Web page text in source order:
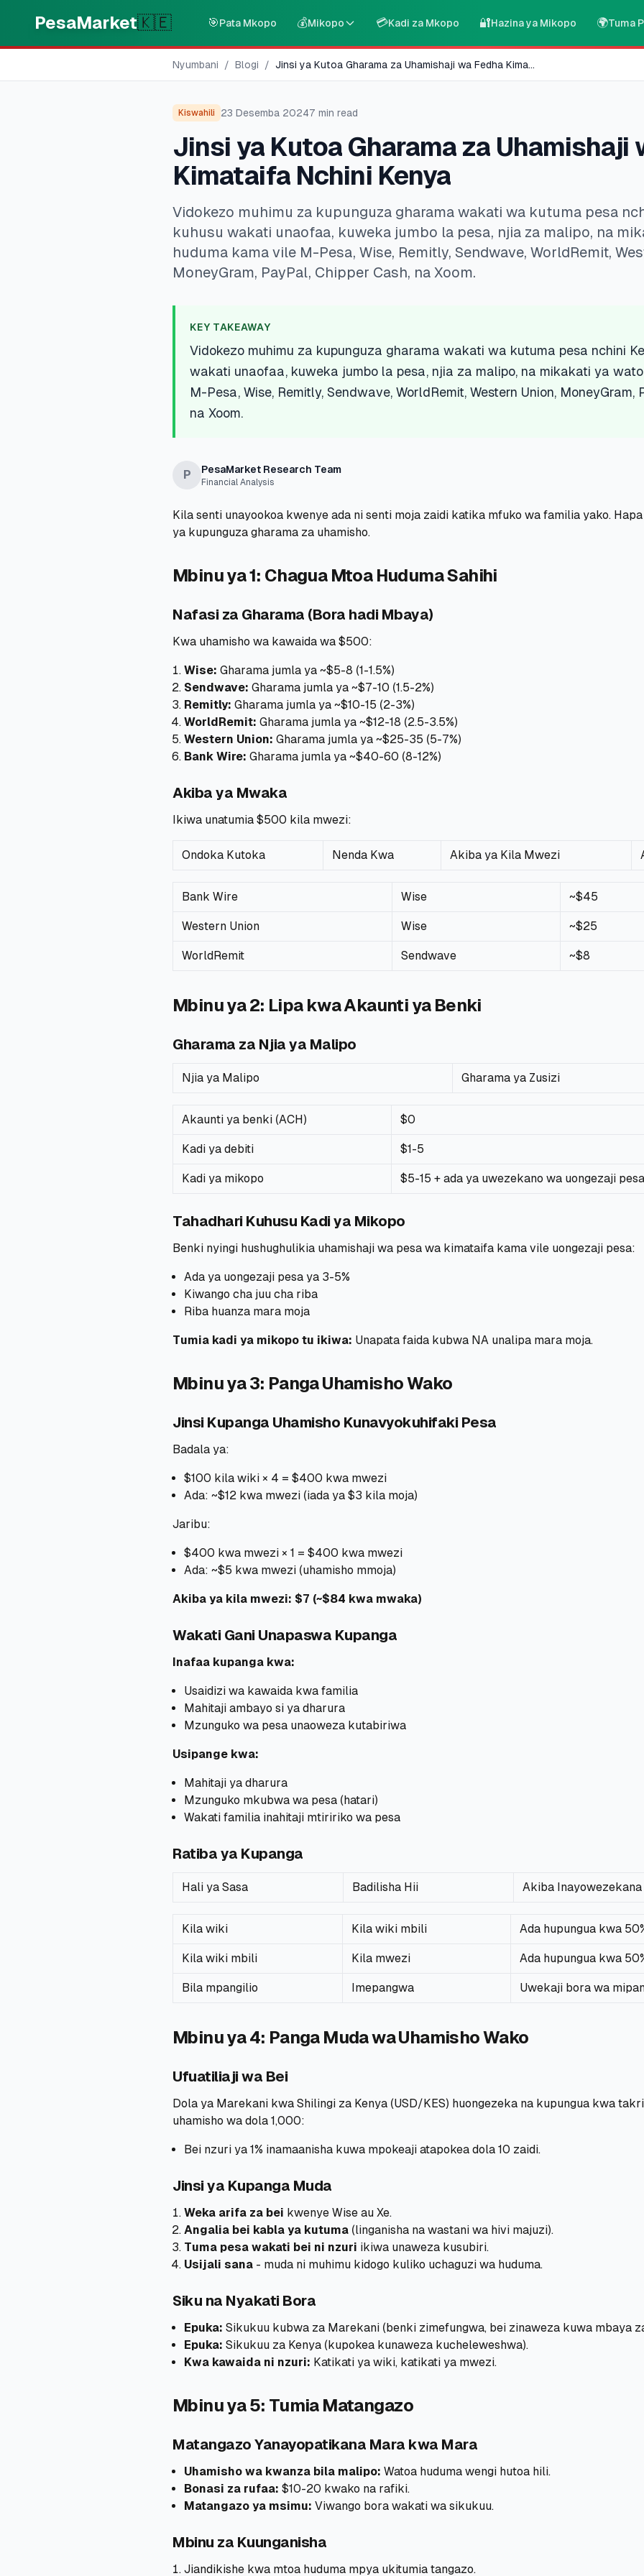
PesaMarket🇰🇪 🎯Pata Mkopo 💰Mikopo 💳Kadi za Mkopo 🔐Hazina ya Mikopo 🌍Tuma
Nyumbani / Blogi / Jinsi ya Kutoa Gharama za Uhamishaji wa Fedha Kima...
Kiswahili 23 Desemba 20247 min read
Jinsi ya Kutoa Gharama za Uhamishaji
Kimataifa Nchini Kenya
Vidokezo muhimu za kupunguza gharama wakati wa kutuma pesa
kuhusu wakati unaofaa, kuweka jumbo la pesa, njia za malipo, na
huduma kama vile M-Pesa, Wise, Remitly, Sendwave, WorldRemit,
MoneyGram, PayPal, Chipper Cash, na Xoom.
KEY TAKEAWAY
Vidokezo muhimu za kupunguza gharama wakati wa kutuma pesa nchini
wakati unaofaa, kuweka jumbo la pesa, njia za malipo, na mikakati ya
M-Pesa, Wise, Remitly, Sendwave, WorldRemit, Western Union, MoneyGram,
na Xoom.
P PesaMarket Research Team
Financial Analysis
Kila senti unayookoa kwenye ada ni senti moja zaidi katika mfuko wa familia yako.
ya kupunguza gharama za uhamisho.
Mbinu ya 1: Chagua Mtoa Huduma Sahihi
Nafasi za Gharama (Bora hadi Mbaya)
Kwa uhamisho wa kawaida wa $500:
Wise: Gharama jumla ya ~$5-8 (1-1.5%)
Sendwave: Gharama jumla ya ~$7-10 (1.5-2%)
Remitly: Gharama jumla ya ~$10-15 (2-3%)
WorldRemit: Gharama jumla ya ~$12-18 (2.5-3.5%)
Western Union: Gharama jumla ya ~$25-35 (5-7%)
Bank Wire: Gharama jumla ya ~$40-60 (8-12%)
Akiba ya Mwaka
Ikiwa unatumia $500 kila mwezi:
Ondoka Kutoka Nenda Kwa Akiba ya Kila Mwezi
Bank Wire Wise ~$45
Western Union Wise ~$25
WorldRemit Sendwave ~$8
Mbinu ya 2: Lipa kwa Akaunti ya Benki
Gharama za Njia ya Malipo
Njia ya Malipo Gharama ya Zusizi
Akaunti ya benki (ACH) $0
Kadi ya debiti $1-5
Kadi ya mikopo $5-15 + ada ya uwezekano wa uongezaji pesa
Tahadhari Kuhusu Kadi ya Mikopo
Benki nyingi hushughulikia uhamishaji wa pesa wa kimataifa kama vile uongezaji pesa:
Ada ya uongezaji pesa ya 3-5%
Kiwango cha juu cha riba
Riba huanza mara moja
Tumia kadi ya mikopo tu ikiwa: Unapata faida kubwa NA unalipa mara moja.
Mbinu ya 3: Panga Uhamisho Wako
Jinsi Kupanga Uhamisho Kunavyokuhifaki Pesa
Badala ya:
$100 kila wiki × 4 = $400 kwa mwezi
Ada: ~$12 kwa mwezi (iada ya $3 kila moja)
Jaribu:
$400 kwa mwezi × 1 = $400 kwa mwezi
Ada: ~$5 kwa mwezi (uhamisho mmoja)
Akiba ya kila mwezi: $7 (~$84 kwa mwaka)
Wakati Gani Unapaswa Kupanga
Inafaa kupanga kwa:
Usaidizi wa kawaida kwa familia
Mahitaji ambayo si ya dharura
Mzunguko wa pesa unaoweza kutabiriwa
Usipange kwa:
Mahitaji ya dharura
Mzunguko mkubwa wa pesa (hatari)
Wakati familia inahitaji mtiririko wa pesa
Ratiba ya Kupanga
Hali ya Sasa Badilisha Hii Akiba Inayowezekana
Kila wiki Kila wiki mbili Ada hupungua kwa
Kila wiki mbili Kila mwezi Ada hupungua kwa
Bila mpangilio Imepangwa Uwekaji bora wa
Mbinu ya 4: Panga Muda wa Uhamisho Wako
Ufuatiliaji wa Bei
Dola ya Marekani kwa Shilingi za Kenya (USD/KES) huongezeka na kupungua kwa
uhamisho wa dola 1,000:
Bei nzuri ya 1% inamaanisha kuwa mpokeaji atapokea dola 10 zaidi.
Jinsi ya Kupanga Muda
Weka arifa za bei kwenye Wise au Xe.
Angalia bei kabla ya kutuma (linganisha na wastani wa hivi majuzi).
Tuma pesa wakati bei ni nzuri ikiwa unaweza kusubiri.
Usijali sana - muda ni muhimu kidogo kuliko uchaguzi wa huduma.
Siku na Nyakati Bora
Epuka: Sikukuu kubwa za Marekani (benki zimefungwa, bei zinaweza kuwa mbaya
Epuka: Sikukuu za Kenya (kupokea kunaweza kucheleweshwa).
Kwa kawaida ni nzuri: Katikati ya wiki, katikati ya mwezi.
Mbinu ya 5: Tumia Matangazo
Matangazo Yanayopatikana Mara kwa Mara
Uhamisho wa kwanza bila malipo: Watoa huduma wengi hutoa hili.
Bonasi za rufaa: $10-20 kwako na rafiki.
Matangazo ya msimu: Viwango bora wakati wa sikukuu.
Mbinu za Kuunganisha
Jiandikishe kwa mtoa huduma mpya ukitumia tangazo.